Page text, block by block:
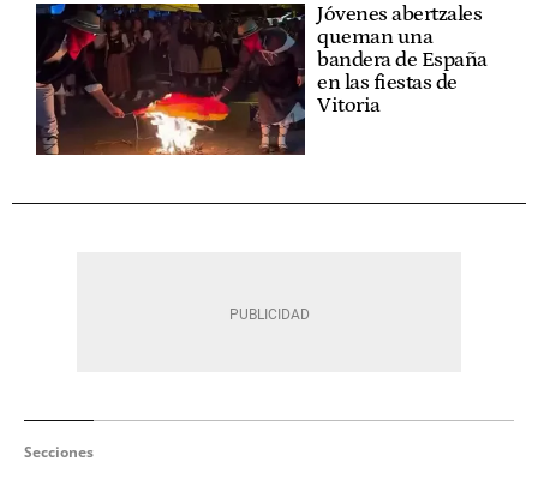
Jóvenes abertzales
queman una
bandera de España
en las fiestas de
Vitoria
Secciones